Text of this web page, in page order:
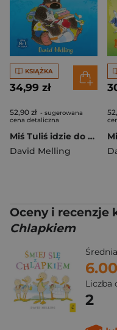
KSIĄŻKA
34,99 zł
52,90 zł - sugerowana
cena detaliczna
Miś Tuliś idzie do przedszkola wyd. 2
David Melling
Oceny i recenzje
Chlapkiem
6.00
Liczba
2